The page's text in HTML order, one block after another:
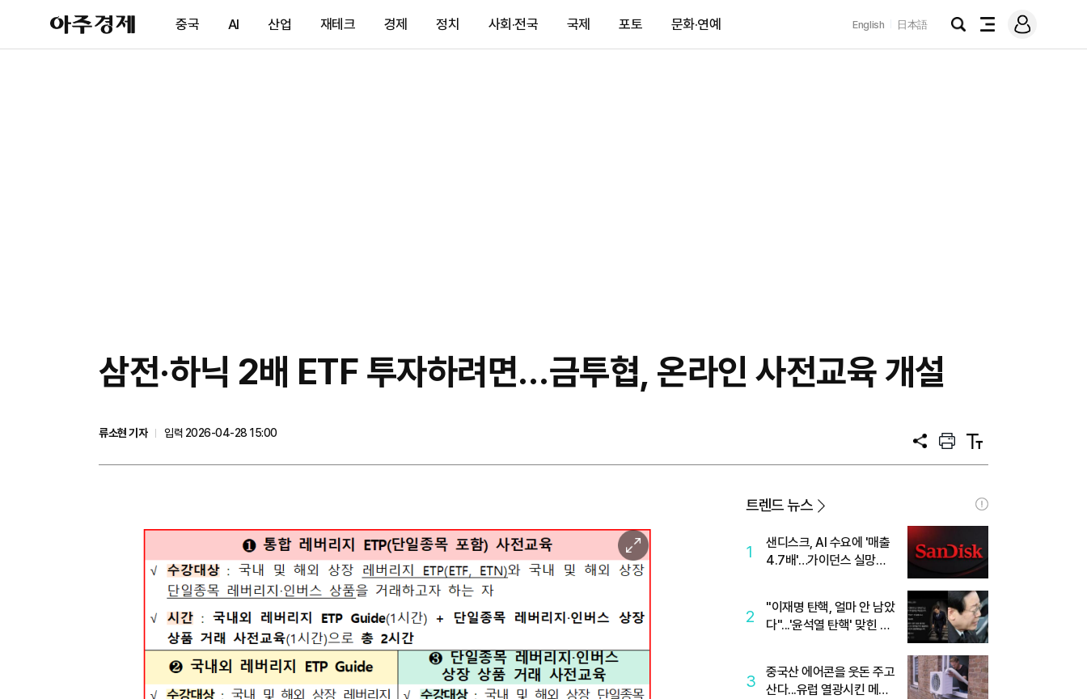
아
주
제
중국 AI 산업 재테크 경제 정치 사회·전국 국제 포토 문화·연예 English 日本語
검
전
메
그
삼전·하닉 2배 ETF 투자하려면…금투협, 온라인 사전교육 개설
류소현 기자
입력 2026-04-28 15:00
공
프
트
텍
트
이
미
확
트렌드 뉴스
1
샌디스크, AI 수요에 '매출
4.7배'…가이던스 실망에
2
"이재명 탄핵, 얼마 안 남았
다"...'윤석열 탄핵' 맞힌 무
3
중국산 에어콘을 웃돈 주고
산다...유럽 열광시킨 메이